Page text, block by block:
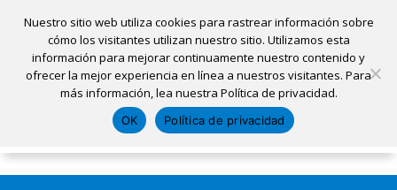
Ubicaciones Sacar una cita Solicitar un préstamo
Pagar mi préstamo Abrir una cuenta
Iniciar sesión
Inicio
Nuestro sitio web utiliza cookies para rastrear información sobre
cómo los visitantes utilizan nuestro sitio. Utilizamos esta
información para mejorar continuamente nuestro contenido y
ofrecer la mejor experiencia en línea a nuestros visitantes. Para
más información, lea nuestra Política de privacidad.
OK Política de privacidad